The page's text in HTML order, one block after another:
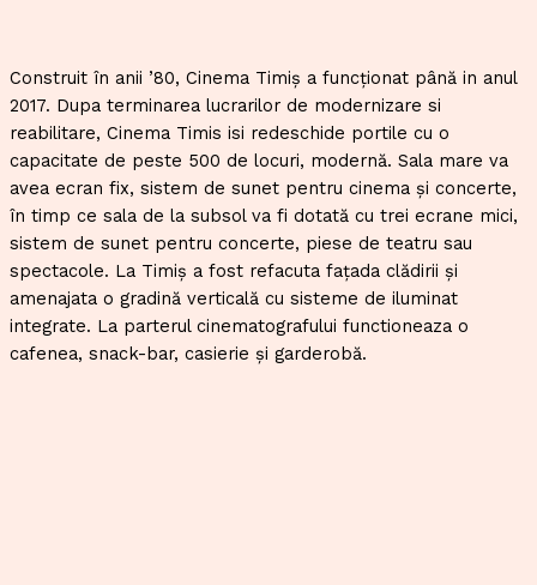
Construit în anii ’80, Cinema Timiș a funcționat până in anul
2017. Dupa terminarea lucrarilor de modernizare si
reabilitare, Cinema Timis isi redeschide portile cu o
capacitate de peste 500 de locuri, modernă. Sala mare va
avea ecran fix, sistem de sunet pentru cinema şi concerte,
în timp ce sala de la subsol va fi dotată cu trei ecrane mici,
sistem de sunet pentru concerte, piese de teatru sau
spectacole. La Timiş a fost refacuta faţada clădirii şi
amenajata o gradină verticală cu sisteme de iluminat
integrate. La parterul cinematografului functioneaza o
cafenea, snack-bar, casierie şi garderobă.